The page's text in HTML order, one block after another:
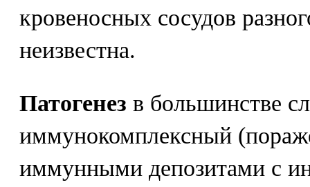
кровеносных сосудов
неизвестна.
Патогенез в большинстве
иммунокомплексный
иммунными депозитами с